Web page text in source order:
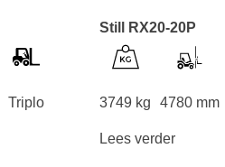
Triplo
Still RX20-20P
3749 kg 4780 mm
Lees verder